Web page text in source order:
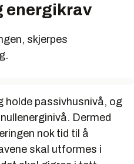
energikrav
skjerpes
holde passivhusnivå, og
Dermed
nok tid til å
skal utformes i